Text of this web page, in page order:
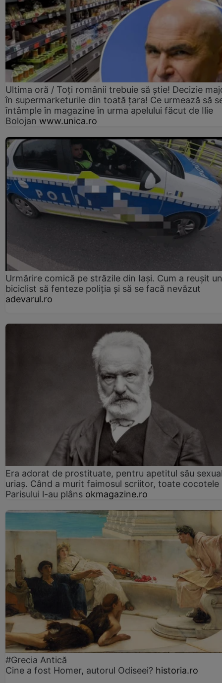
Ultima oră / Toți românii trebuie să știe! Decizie
în supermarketurile din toată țara! Ce urmează să
întâmple în magazine în urma apelului făcut de Ilie
Bolojan www.unica.ro
Urmărire comică pe străzile din Iași. Cum a reușit un
biciclist să fenteze poliția și să se facă nevăzut
adevarul.ro
Era adorat de prostituate, pentru apetitul său
uriaș. Când a murit faimosul scriitor, toate cocotele
Parisului l-au plâns okmagazine.ro
#Grecia Antică
Cine a fost Homer, autorul Odiseei? historia.ro